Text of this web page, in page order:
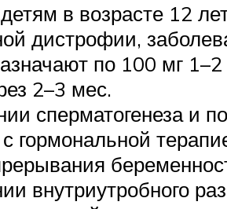
в возрасте 12
дистрофии,
по 100 мг 1–2
2–3 мес.
сперматогенеза и
гормональной
внутриутробного